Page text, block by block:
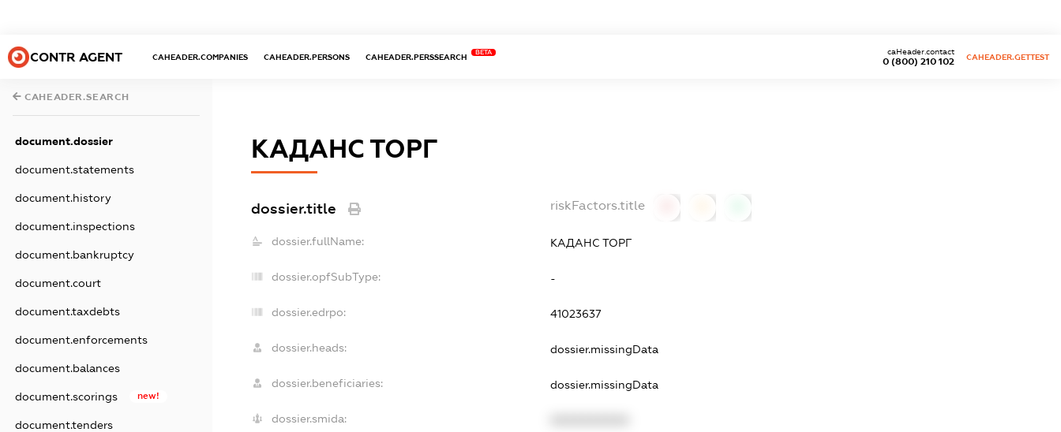
CONTR AGENT CAHEADER.COMPANIES CAHEADER.PERSONS CAHEADER.PERSSEARCH
BETA
0 (800) 210 102
caHeader.contact
CAHEADER.GETTEST
CAHEADER.SEARCH
document.dossier
document.statements
document.history
document.inspections
document.bankruptcy
document.court
document.taxdebts
document.enforcements
document.balances
document.scorings new!
document.tenders
КАДАНС ТОРГ
dossier.title riskFactors.title
dossier.fullName: КАДАНС ТОРГ
dossier.opfSubType: -
dossier.edrpo: 41023637
dossier.heads: dossier.missingData
dossier.beneficiaries: dossier.missingData
dossier.smida: